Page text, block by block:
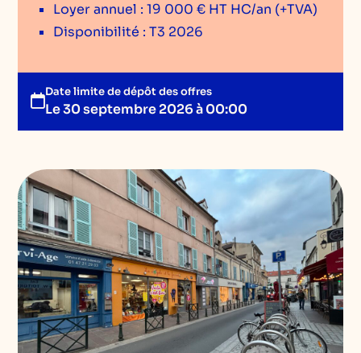
Loyer annuel : 19 000 € HT HC/an (+TVA)
Disponibilité : T3 2026
Date limite de dépôt des offres
Le 30 septembre 2026 à 00:00